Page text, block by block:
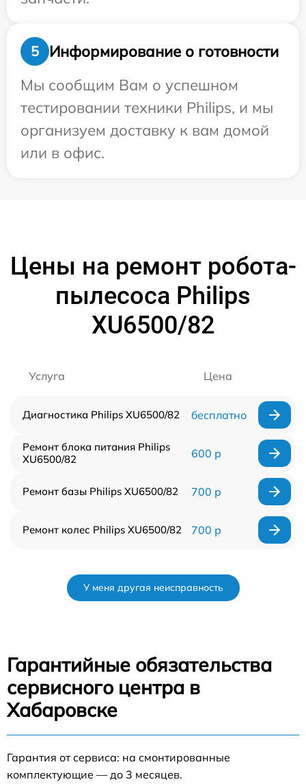
5
Информирование о готовности
Мы сообщим Вам о успешном
тестировании техники Philips, и мы
организуем доставку к вам домой
или в офис.
Цены на ремонт робота-
пылесоса Philips
XU6500/82
Услуга Цена
Диагностика Philips XU6500/82 бесплатно
Ремонт блока питания Philips
XU6500/82
600 р
Ремонт базы Philips XU6500/82 700 р
Ремонт колес Philips XU6500/82 700 р
У меня другая неисправность
Гарантийные обязательства
сервисного центра в
Хабаровске
Гарантия от сервиса: на смонтированные
комплектующие — до 3 месяцев.